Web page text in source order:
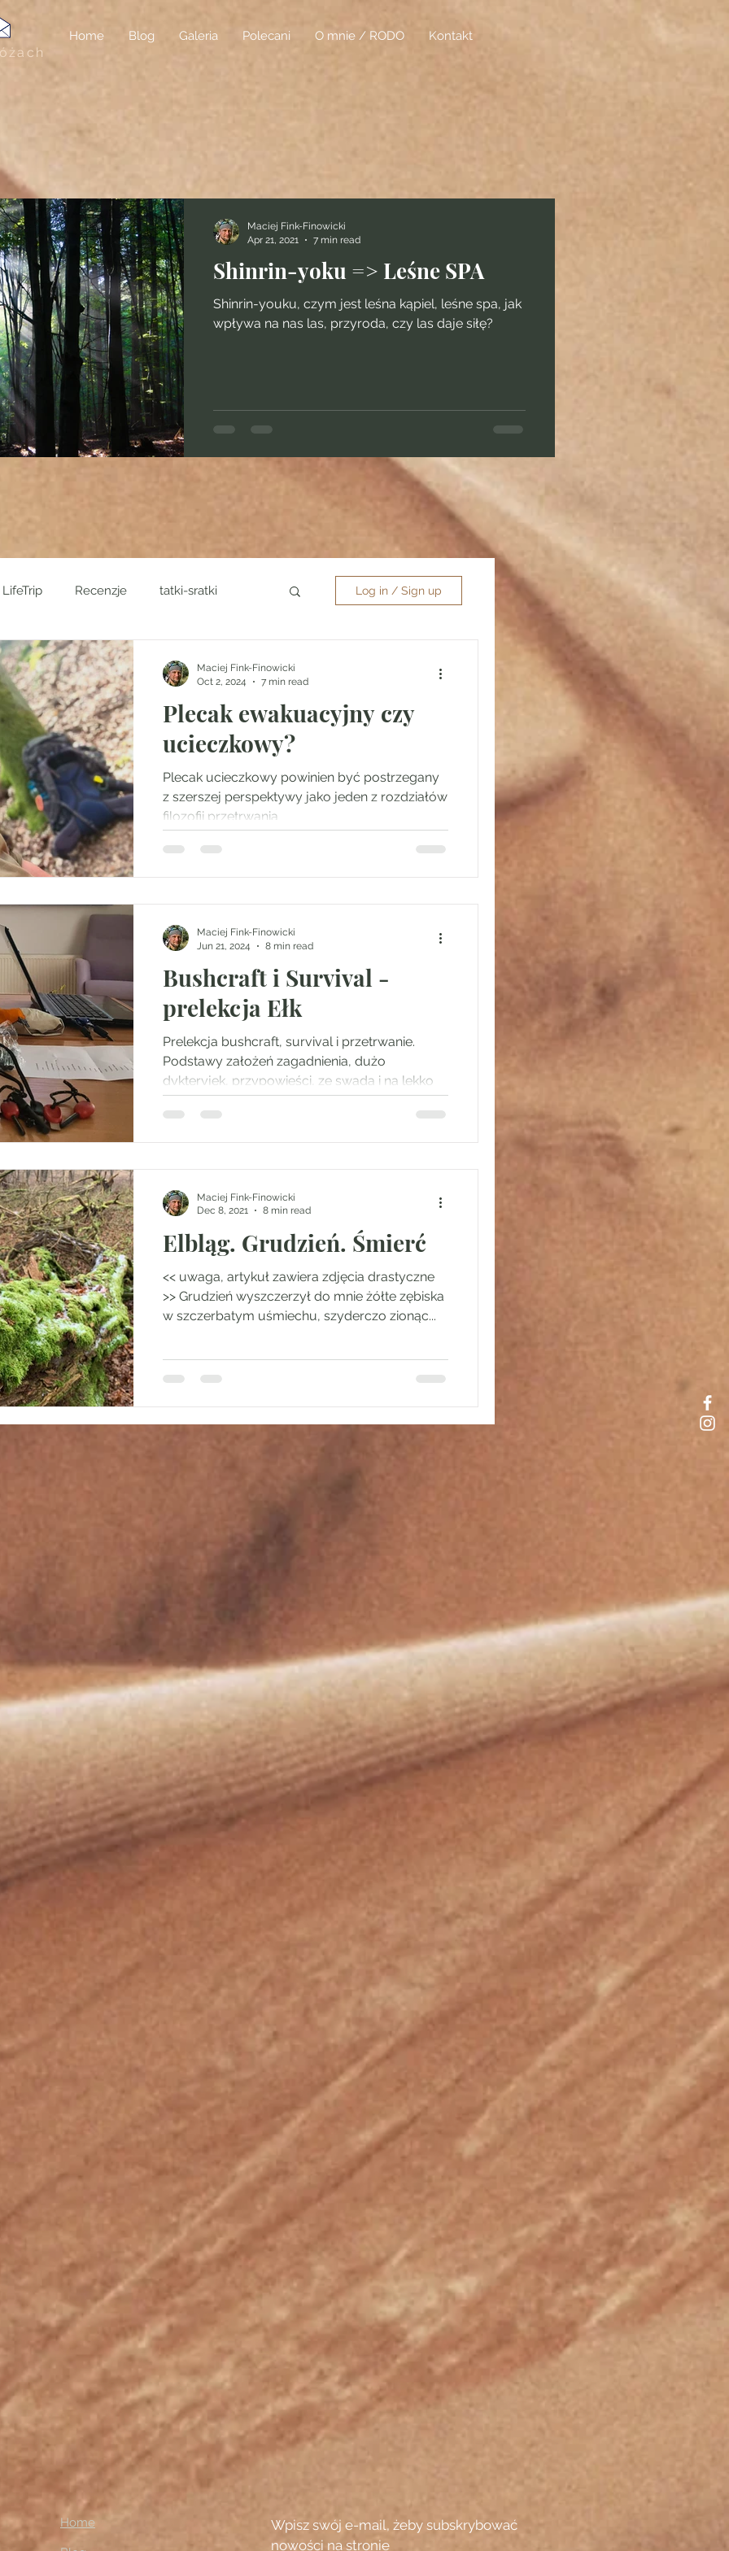
Home Blog Galeria Polecani O mnie / RODO Kontakt
Shinrin-yoku => Leśne SPA
Shinrin-youku, czym jest leśna kąpiel, leśne spa, jak
wpływa na nas las, przyroda, czy las daje siłę?
Maciej Fink-Finowicki
Apr 21, 2021
7 min read
LifeTrip Recenzje tatki-sratki
przetrwanie
Log in / Sign up
Plecak ewakuacyjny czy
ucieczkowy?
Plecak ucieczkowy powinien być postrzegany
z szerszej perspektywy jako jeden z rozdziałów
filozofii przetrwania
Maciej Fink-Finowicki
Oct 2, 2024
7 min read
Bushcraft i Survival -
prelekcja Ełk
Prelekcja bushcraft, survival i przetrwanie.
Podstawy założeń zagadnienia, dużo
dykteryjek, przypowieści, ze swada i na lekko
Maciej Fink-Finowicki
Jun 21, 2024
8 min read
Elbląg. Grudzień. Śmierć
<< uwaga, artykuł zawiera zdjęcia drastyczne
>> Grudzień wyszczerzył do mnie żółte zębiska
w szczerbatym uśmiechu, szyderczo zionąc...
Maciej Fink-Finowicki
Dec 8, 2021
8 min read
Home
Wpisz swój e-mail, żeby subskrybować
nowości na stronie